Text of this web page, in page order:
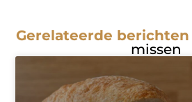
Gerelateerde berichten
missen